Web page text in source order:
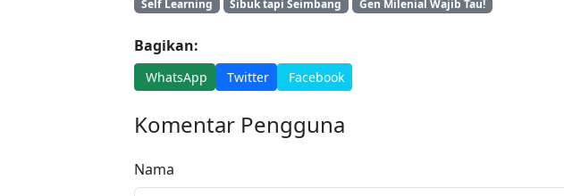
Self Learning Sibuk tapi Seimbang Gen Milenial Wajib Tau!
Bagikan:
WhatsApp Twitter Facebook
Komentar Pengguna
Nama